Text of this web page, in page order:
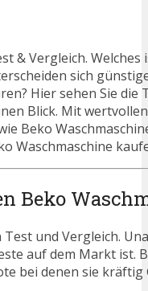
& Vergleich. Welches
sich
Hier sehen Sie die
Blick. Mit
Beko
Waschmaschine
Beko
und Vergleich.
auf dem Markt ist.
bei denen sie kräftig